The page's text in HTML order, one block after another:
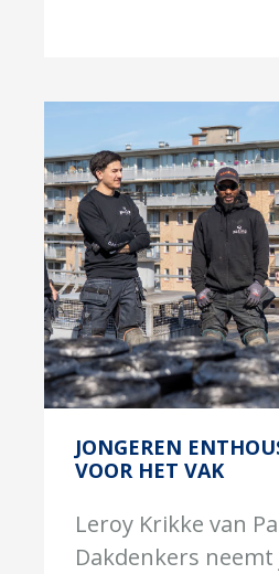
JONGEREN
VOOR HET VAK
Leroy Krikke van
Dakdenkers